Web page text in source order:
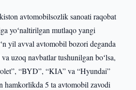
avtomobilsozlik sanoati raqobat
yoʻnaltirilgan mutlaqo yangi
yil avval avtomobil bozori deganda
uzoq navbatlar tushunilgan boʻlsa,
“BYD”, “KIA” va “Hyundai”
hamkorlikda 5 ta avtomobil zavodi